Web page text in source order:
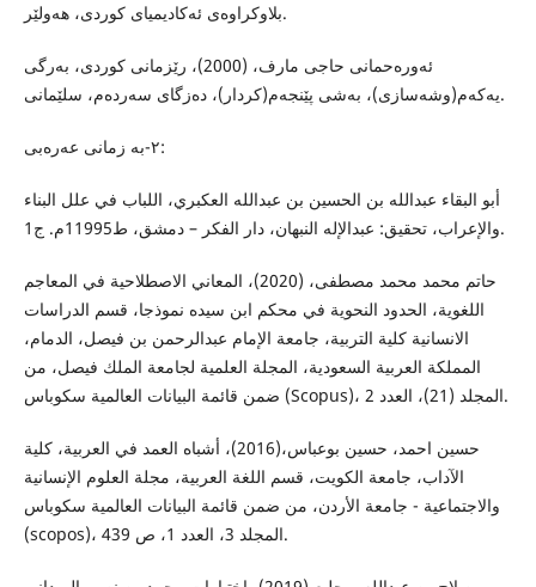
بلاوکراوەی ئەکادیمیای کوردی، هەولێر.
‌ئەورەحمانی حاجی مارف، (2000)، رێزمانی کوردی، بەرگی
یەکەم(وشەسازی)، بەشی پێنجەم(کردار)، دەزگای سەردەم، سلێمانی.
٢-بە زمانی عەرەبی:
أبو البقاء عبدالله بن الحسين بن عبدالله العكبري، اللباب في علل البناء
والإعراب، تحقيق: عبدالإله النبهان، دار الفكر – دمشق، ط11995م. ج1.
حاتم محمد محمد مصطفى، (2020)، المعاني الاصطلاحية في المعاجم
اللغوية، الحدود النحوية في محكم ابن سيده نموذجا، قسم الدراسات
الانسانية كلية التربية، جامعة الإمام عبدالرحمن بن فيصل، الدمام،
المملكة العربية السعودية، المجلة العلمية لجامعة الملك فيصل، من
ضمن قائمة البيانات العالمية سكوباس (Scopus)، المجلد (21)، العدد 2.
حسين احمد، حسین بوعباس،(2016)، أشباه العمد في العربية، كلية
الآداب، جامعة الكويت، قسم اللغة العربية، مجلة العلوم الإنسانية
والاجتماعية - جامعة الأردن، من ضمن قائمة البيانات العالمية سكوباس
(scopos)، المجلد 3، العدد 1، ص 439.